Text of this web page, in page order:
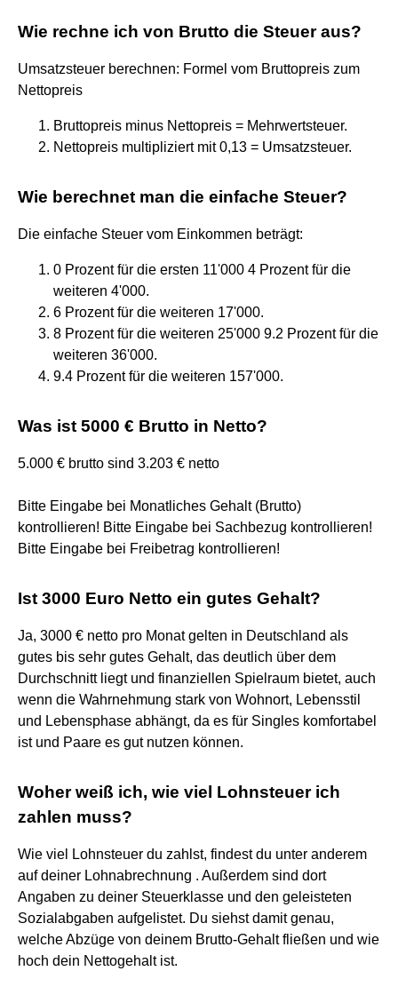
Wie rechne ich von Brutto die Steuer aus?
Umsatzsteuer berechnen: Formel vom Bruttopreis zum
Nettopreis
Bruttopreis minus Nettopreis = Mehrwertsteuer.
Nettopreis multipliziert mit 0,13 = Umsatzsteuer.
Wie berechnet man die einfache Steuer?
Die einfache Steuer vom Einkommen beträgt:
0 Prozent für die ersten 11'000 4 Prozent für die
weiteren 4'000.
6 Prozent für die weiteren 17'000.
8 Prozent für die weiteren 25'000 9.2 Prozent für die
weiteren 36'000.
9.4 Prozent für die weiteren 157'000.
Was ist 5000 € Brutto in Netto?
5.000 € brutto sind 3.203 € netto
Bitte Eingabe bei Monatliches Gehalt (Brutto)
kontrollieren! Bitte Eingabe bei Sachbezug kontrollieren!
Bitte Eingabe bei Freibetrag kontrollieren!
Ist 3000 Euro Netto ein gutes Gehalt?
Ja, 3000 € netto pro Monat gelten in Deutschland als
gutes bis sehr gutes Gehalt, das deutlich über dem
Durchschnitt liegt und finanziellen Spielraum bietet, auch
wenn die Wahrnehmung stark von Wohnort, Lebensstil
und Lebensphase abhängt, da es für Singles komfortabel
ist und Paare es gut nutzen können.
Woher weiß ich, wie viel Lohnsteuer ich
zahlen muss?
Wie viel Lohnsteuer du zahlst, findest du unter anderem
auf deiner Lohnabrechnung . Außerdem sind dort
Angaben zu deiner Steuerklasse und den geleisteten
Sozialabgaben aufgelistet. Du siehst damit genau,
welche Abzüge von deinem Brutto-Gehalt fließen und wie
hoch dein Nettogehalt ist.